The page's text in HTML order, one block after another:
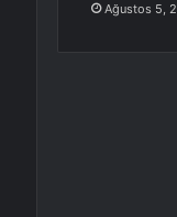
Ağustos 5,